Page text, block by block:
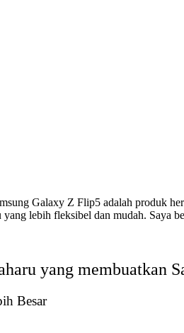
Galaxy Z Flip5 adalah produk
lebih fleksibel dan mudah. Saya
yang membuatkan
Besar